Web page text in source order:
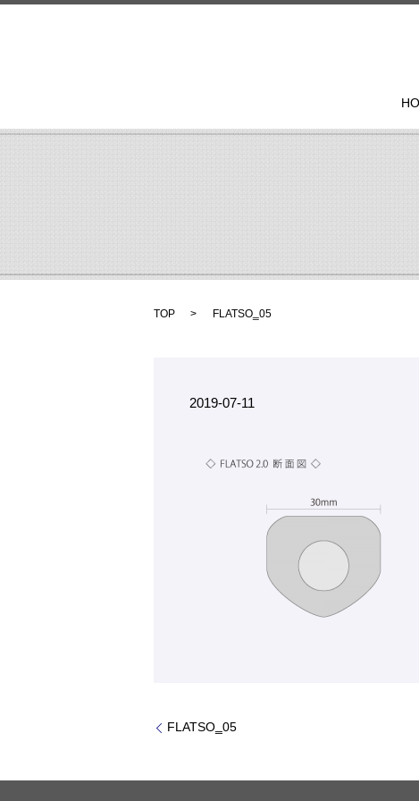
TOP FLATSO‗05
2019-07-11
FLATSO‗05